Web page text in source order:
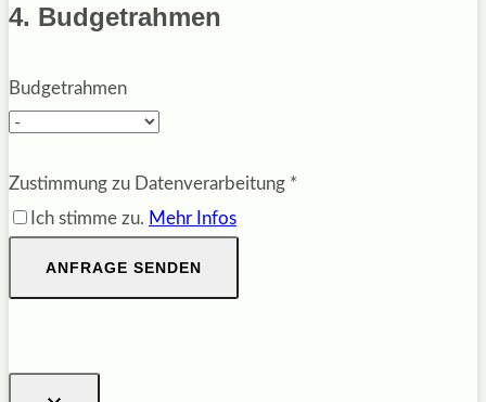
4. Budgetrahmen
Budgetrahmen
Zustimmung zu Datenverarbeitung *
Ich stimme zu. Mehr Infos
ANFRAGE SENDEN